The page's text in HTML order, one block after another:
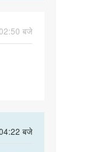
बजे
बजे